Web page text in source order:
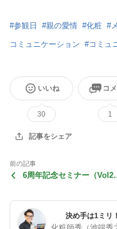
#参観日 #親の愛情 #化粧 #
コミュニケーション #コミュ
いいね
30
コ
1
記事をシェア
前の記事
6周年記念セミナー（